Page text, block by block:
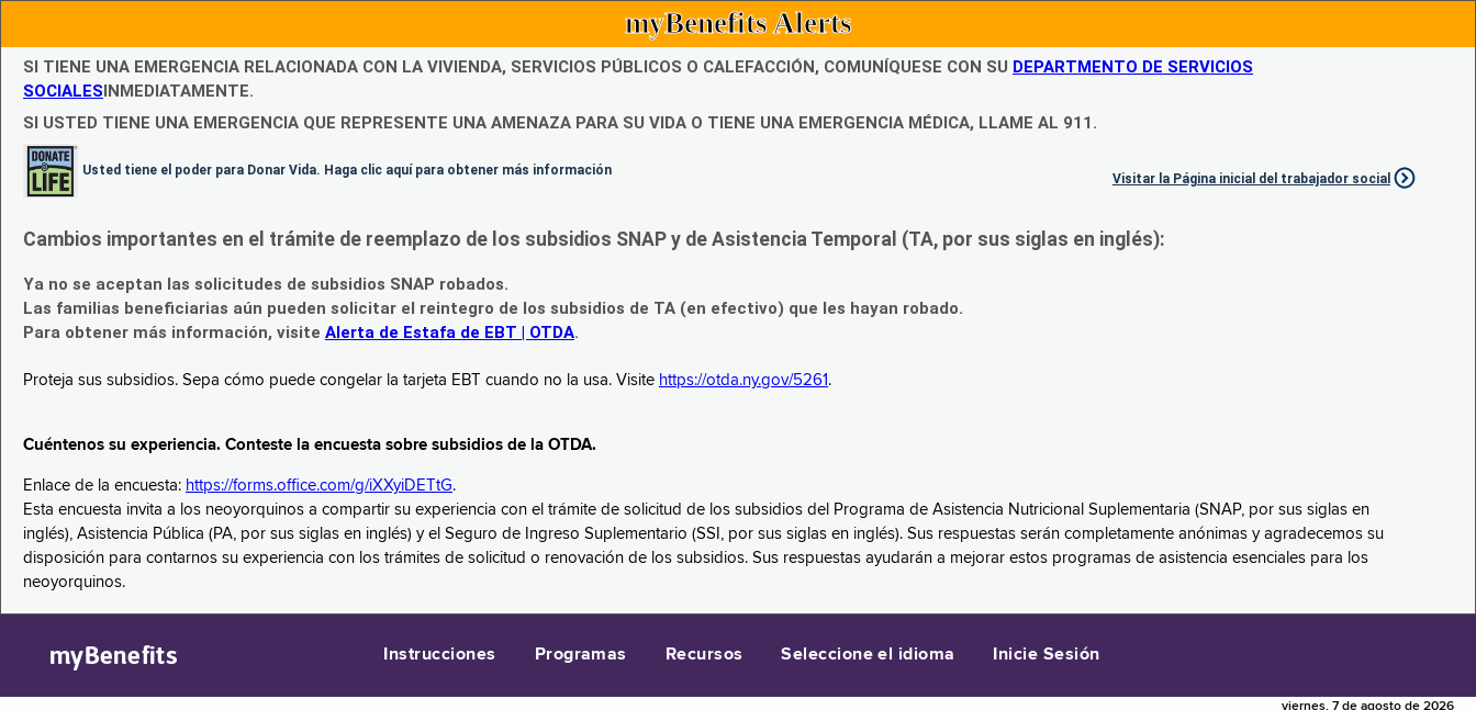
myBenefits Alerts
SI TIENE UNA EMERGENCIA RELACIONADA CON LA VIVIENDA, SERVICIOS PÚBLICOS O CALEFACCIÓN, COMUNÍQUESE CON SU DEPARTMENTO DE SERVICIOS
SOCIALESINMEDIATAMENTE.
SI USTED TIENE UNA EMERGENCIA QUE REPRESENTE UNA AMENAZA PARA SU VIDA O TIENE UNA EMERGENCIA MÉDICA, LLAME AL 911.
Usted tiene el poder para Donar Vida. Haga clic aquí para obtener más información
Visitar la Página inicial del trabajador social
Cambios importantes en el trámite de reemplazo de los subsidios SNAP y de Asistencia Temporal (TA, por sus siglas en inglés):
Ya no se aceptan las solicitudes de subsidios SNAP robados.
Las familias beneficiarias aún pueden solicitar el reintegro de los subsidios de TA (en efectivo) que les hayan robado.
Para obtener más información, visite Alerta de Estafa de EBT | OTDA.
Proteja sus subsidios. Sepa cómo puede congelar la tarjeta EBT cuando no la usa. Visite https://otda.ny.gov/5261 .
Cuéntenos su experiencia. Conteste la encuesta sobre subsidios de la OTDA.
Enlace de la encuesta: https://forms.office.com/g/iXXyiDETtG.
Esta encuesta invita a los neoyorquinos a compartir su experiencia con el trámite de solicitud de los subsidios del Programa de Asistencia Nutricional Suplementaria (SNAP, por sus siglas en
inglés), Asistencia Pública (PA, por sus siglas en inglés) y el Seguro de Ingreso Suplementario (SSI, por sus siglas en inglés). Sus respuestas serán completamente anónimas y agradecemos su
disposición para contarnos su experiencia con los trámites de solicitud o renovación de los subsidios. Sus respuestas ayudarán a mejorar estos programas de asistencia esenciales para los
neoyorquinos.
myBenefits Instrucciones Programas Recursos Seleccione el idioma Inicie Sesión
viernes, 7 de agosto de 2026